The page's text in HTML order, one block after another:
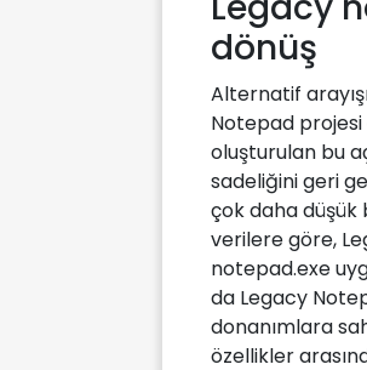
dönüş
Alternatif
Notepad projesi
oluşturulan bu
sadeliğini geri
çok daha düşük
verilere göre,
notepad.exe
da Legacy
donanımlara
özellikler